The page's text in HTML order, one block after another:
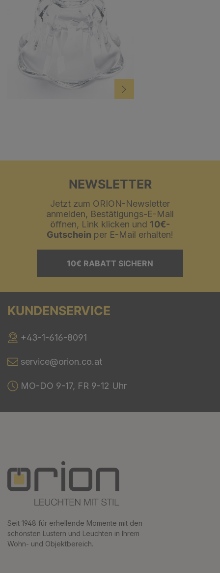
NEWSLETTER
Jetzt zum ORION-Newsletter
anmelden, Bestätigungs-E-Mail
öffnen, Link klicken und 10€-
Gutschein per E-Mail erhalten!
10€ RABATT SICHERN
KUNDENSERVICE
+43-1-616-8091
service@orion.co.at
MO-DO 9-17, FR 9-12 Uhr
Seit 1948 für erhellende Momente mit den
schönsten Lustern und Leuchten in Ihrem
Wohn- und Objektbereich.